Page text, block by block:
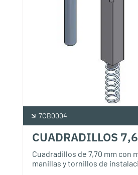
7CB0004
CUADRADILLOS
Cuadradillos de 7,70 mm con
manillas y tornillos de